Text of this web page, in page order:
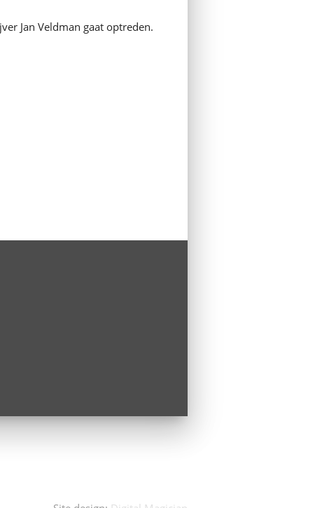
Jan Veldman gaat optreden.